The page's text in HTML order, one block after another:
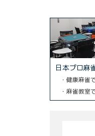
日本プロ
・健康麻雀
・麻雀教室